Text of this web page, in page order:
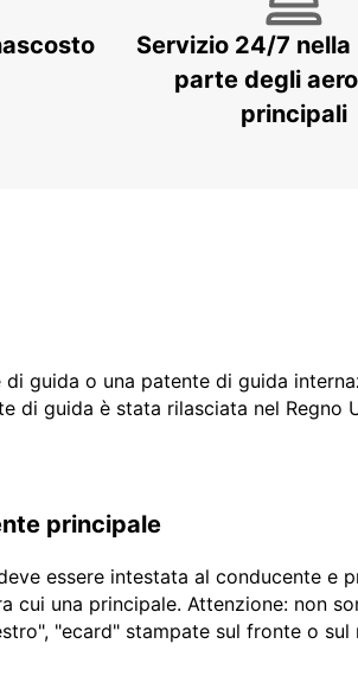
Servizio 24/7 nella
parte degli
principali
guida o una patente di guida
di guida è stata rilasciata nel
principale
essere intestata al conducente e
una principale. Attenzione: non
"ecard" stampate sul fronte o